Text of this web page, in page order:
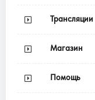
Трансляции
Магазин
Помощь